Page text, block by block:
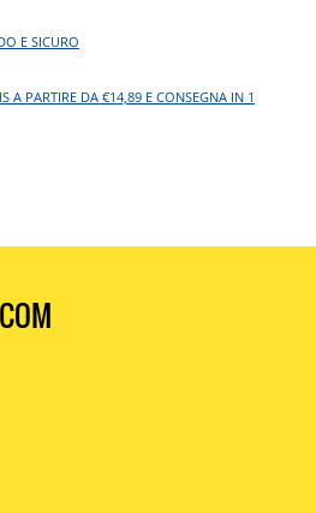
E SICURO
A PARTIRE DA €14,89 E CONSEGNA IN 1